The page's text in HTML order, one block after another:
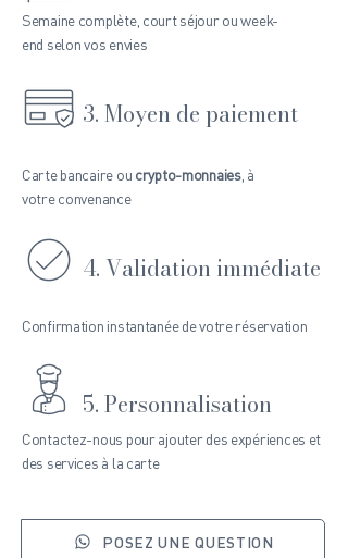
Semaine complète, court séjour ou week-
end selon vos envies
3. Moyen de paiement
Carte bancaire ou crypto-monnaies, à
votre convenance
4. Validation immédiate
Confirmation instantanée de votre réservation
5. Personnalisation
Contactez-nous pour ajouter des expériences et
des services à la carte
POSEZ UNE QUESTION